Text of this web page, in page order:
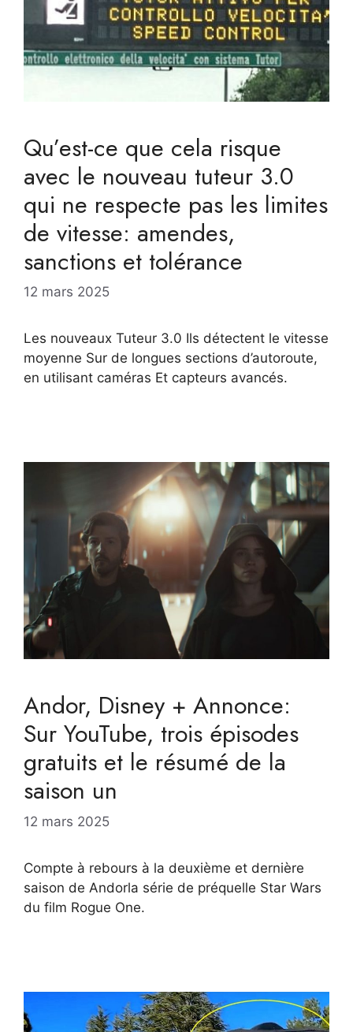
Qu’est-ce que cela risque
avec le nouveau tuteur 3.0
qui ne respecte pas les limites
de vitesse: amendes,
sanctions et tolérance
12 mars 2025
Les nouveaux Tuteur 3.0 Ils détectent le vitesse
moyenne Sur de longues sections d’autoroute,
en utilisant caméras Et capteurs avancés.
Andor, Disney + Annonce:
Sur YouTube, trois épisodes
gratuits et le résumé de la
saison un
12 mars 2025
Compte à rebours à la deuxième et dernière
saison de Andorla série de préquelle Star Wars
du film Rogue One.